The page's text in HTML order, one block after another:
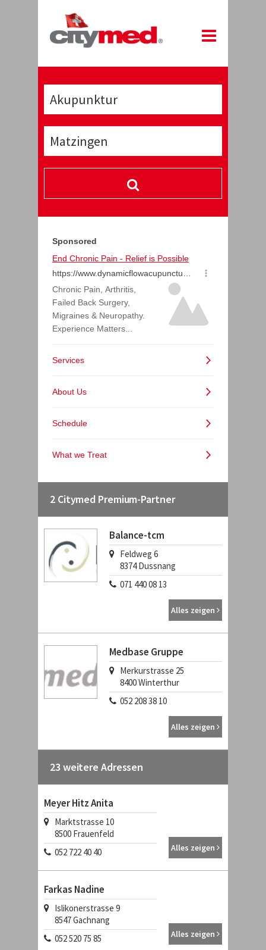
2 Citymed Premium-Partner
Balance-tcm
Feldweg 6
8374 Dussnang
071 440 08 13
Alles zeigen
Medbase Gruppe
Merkurstrasse 25
8400Winterthur
052 208 38 10
Alles zeigen
23 weitere Adressen
Meyer Hitz Anita
Marktstrasse 10
8500 Frauenfeld
052 722 40 40
Alles zeigen
Farkas Nadine
Islikonerstrasse 9
8547Gachnang
052 520 75 85
Alles zeigen